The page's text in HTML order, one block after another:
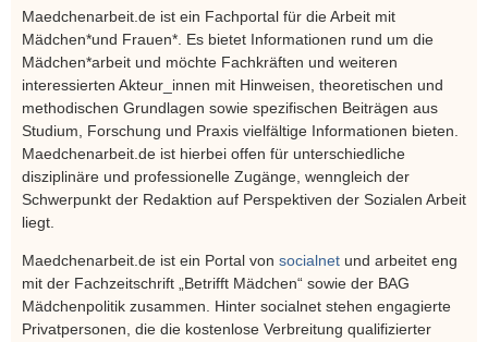
Maedchenarbeit.de ist ein Fachportal für die Arbeit mit
Mädchen*und Frauen*. Es bietet Informationen rund um die
Mädchen*arbeit und möchte Fachkräften und weiteren
interessierten Akteur_innen mit Hinweisen, theoretischen und
methodischen Grundlagen sowie spezifischen Beiträgen aus
Studium, Forschung und Praxis vielfältige Informationen bieten.
Maedchenarbeit.de ist hierbei offen für unterschiedliche
disziplinäre und professionelle Zugänge, wenngleich der
Schwerpunkt der Redaktion auf Perspektiven der Sozialen Arbeit
liegt.
Maedchenarbeit.de ist ein Portal von socialnet und arbeitet eng
mit der Fachzeitschrift „Betrifft Mädchen“ sowie der BAG
Mädchenpolitik zusammen. Hinter socialnet stehen engagierte
Privatpersonen, die die kostenlose Verbreitung qualifizierter